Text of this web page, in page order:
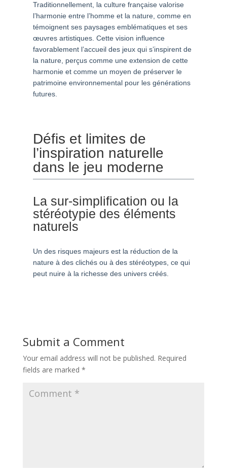
Traditionnellement, la culture française valorise
l’harmonie entre l’homme et la nature, comme en
témoignent ses paysages emblématiques et ses
œuvres artistiques. Cette vision influence
favorablement l’accueil des jeux qui s’inspirent de
la nature, perçus comme une extension de cette
harmonie et comme un moyen de préserver le
patrimoine environnemental pour les générations
futures.
Défis et limites de
l’inspiration naturelle
dans le jeu moderne
La sur-simplification ou la
stéréotypie des éléments
naturels
Un des risques majeurs est la réduction de la
nature à des clichés ou à des stéréotypes, ce qui
peut nuire à la richesse des univers créés.
Submit a Comment
Your email address will not be published. Required
fields are marked *